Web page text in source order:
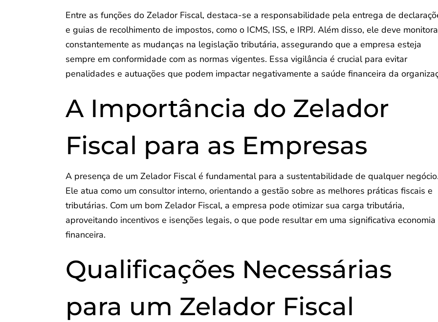
Entre as funções do Zelador Fiscal, destaca-se a responsabilidade pela entrega de
e guias de recolhimento de impostos, como o ICMS, ISS, e IRPJ. Além disso, ele deve
constantemente as mudanças na legislação tributária, assegurando que a empresa esteja
sempre em conformidade com as normas vigentes. Essa vigilância é crucial para evitar
penalidades e autuações que podem impactar negativamente a saúde financeira da
A Importância do Zelador
Fiscal para as Empresas
A presença de um Zelador Fiscal é fundamental para a sustentabilidade de qualquer
Ele atua como um consultor interno, orientando a gestão sobre as melhores práticas fiscais e
tributárias. Com um bom Zelador Fiscal, a empresa pode otimizar sua carga tributária,
aproveitando incentivos e isenções legais, o que pode resultar em uma significativa economia
financeira.
Qualificações Necessárias
para um Zelador Fiscal